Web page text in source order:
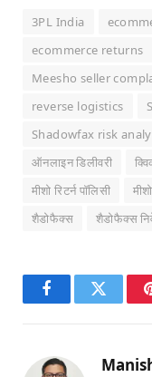
3PL India
ecommerce returns
Meesho seller
reverse logistics
Shadowfax risk
ऑनलाइन डिलीवरी
मीशो रिटर्न पॉलिसी
शैडोफैक्स
शैडोफैक्स
FacebookTwitter